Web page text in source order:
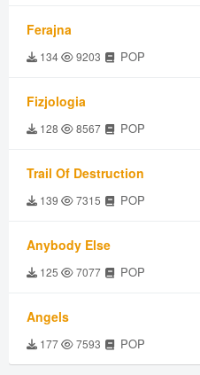
Ferajna
134 9203 POP
Fizjologia
128 8567 POP
Trail Of Destruction
139 7315 POP
Anybody Else
125 7077 POP
Angels
177 7593 POP